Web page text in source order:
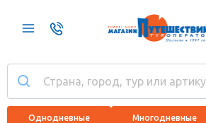
Однодневные Многодневные